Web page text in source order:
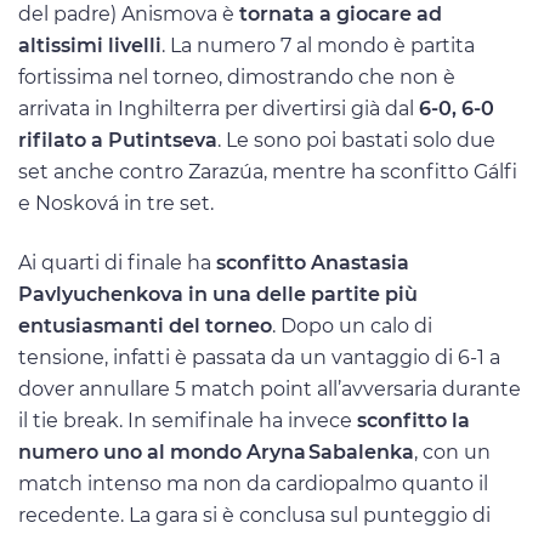
del padre) Anismova è tornata a giocare ad
altissimi livelli. La numero 7 al mondo è partita
fortissima nel torneo, dimostrando che non è
arrivata in Inghilterra per divertirsi già dal 6-0, 6-0
rifilato a Putintseva. Le sono poi bastati solo due
set anche contro Zarazúa, mentre ha sconfitto Gálfi
e Nosková in tre set.
Ai quarti di finale ha sconfitto Anastasia
Pavlyuchenkova in una delle partite più
entusiasmanti del torneo. Dopo un calo di
tensione, infatti è passata da un vantaggio di 6-1 a
dover annullare 5 match point all’avversaria durante
il tie break. In semifinale ha invece sconfitto la
numero uno al mondo ArynaSabalenka, con un
match intenso ma non da cardiopalmo quanto il
recedente. La gara si è conclusa sul punteggio di